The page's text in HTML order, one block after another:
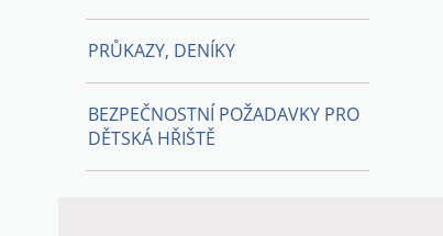
PRŮKAZY, DENÍKY
BEZPEČNOSTNÍ POŽADAVKY PRO
DĚTSKÁ HŘIŠTĚ